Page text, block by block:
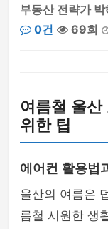
부동산 전략가 박
0건
69회
여름철 울
위한 팁
에어컨 활용법
울산의 여름은
름철 시원한 생